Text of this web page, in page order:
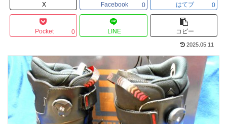
X Facebook 0 はてブ 0
Pocket 0 LINE コピー
2025.05.11